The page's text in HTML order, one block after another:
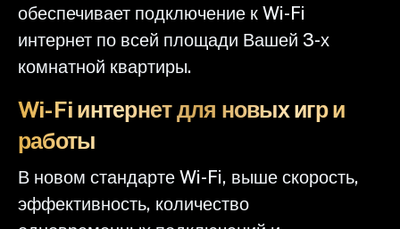
обеспечивает подключение к Wi-Fi
интернет по всей площади Вашей 3-х
комнатной квартиры.
Wi-Fi интернет для новых игр и
работы
В новом стандарте Wi-Fi, выше скорость,
эффективность, количество